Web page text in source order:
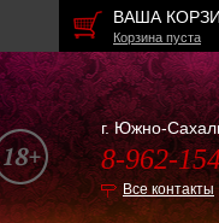
ВАША
Корзина пуста
г. Южно-
8-962-
Все контакты